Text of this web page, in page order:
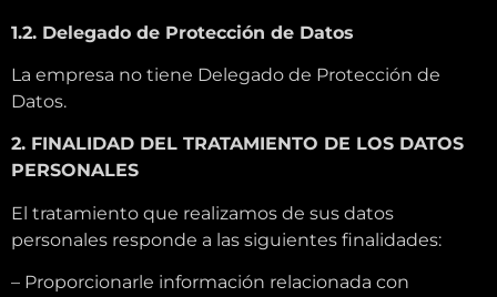
1.2. Delegado de Protección de Datos
La empresa no tiene Delegado de Protección de
Datos.
2. FINALIDAD DEL TRATAMIENTO DE LOS DATOS
PERSONALES
El tratamiento que realizamos de sus datos
personales responde a las siguientes finalidades:
– Proporcionarle información relacionada con